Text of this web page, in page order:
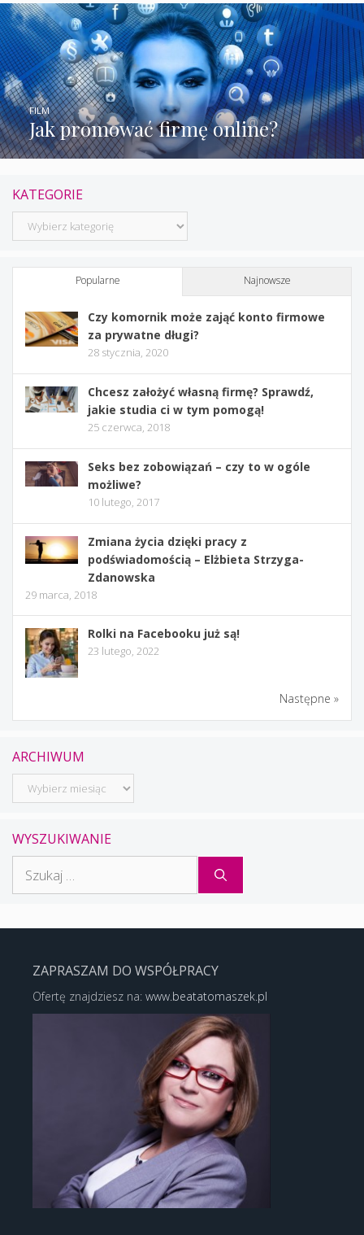
Jak promować firmę online?
FILM
KATEGORIE
Kategorie
Popularne Najnowsze
Czy komornik może zająć konto firmowe
za prywatne długi?
28 stycznia, 2020
Chcesz założyć własną firmę? Sprawdź,
jakie studia ci w tym pomogą!
25 czerwca, 2018
Seks bez zobowiązań – czy to w ogóle
możliwe?
10 lutego, 2017
Zmiana życia dzięki pracy z
podświadomością – Elżbieta Strzyga-
Zdanowska
29 marca, 2018
Rolki na Facebooku już są!
23 lutego, 2022
Następne »
ARCHIWUM
Archiwum
WYSZUKIWANIE
ZAPRASZAM DO WSPÓŁPRACY
Ofertę znajdziesz na: www.beatatomaszek.pl